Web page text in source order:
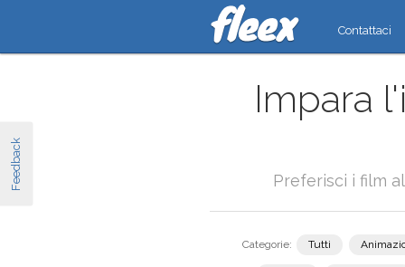
Feedback
Contattaci
Impara
Preferisci i film
Categorie: Tutti